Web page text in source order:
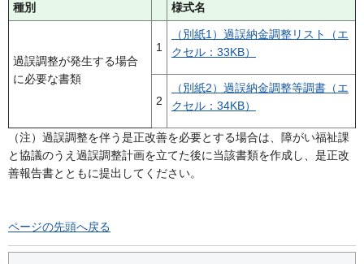
種別 様式名
過誤調整が発生する場合
に必要な書類
1
（別紙1）過誤納金調整リスト（エ
クセル：33KB）
2
（別紙2）過誤納金調整等調書（エ
クセル：34KB）
（注）過誤調整を伴う是正改善を必要とする場合は、障がい福祉課
と協議のうえ過誤調整計画を立てた後に当該書類を作成し、是正改
善報告書とともに提出してください。
ページの先頭へ戻る